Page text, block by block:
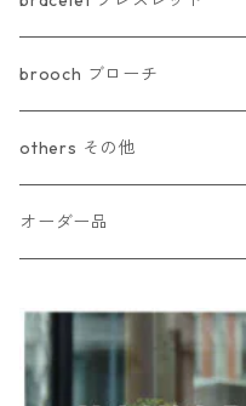
brooch ブローチ
others その他
オーダー品